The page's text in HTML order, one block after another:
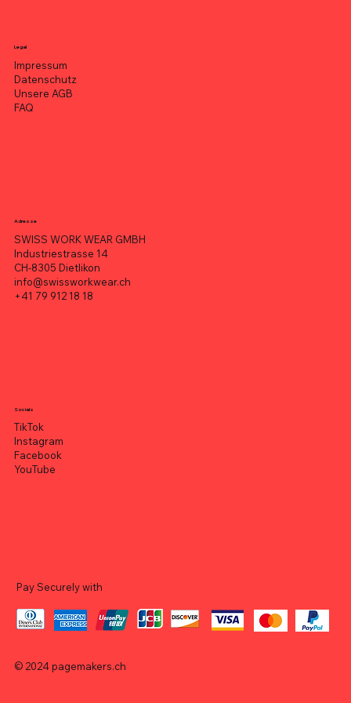
Legal
Impressum
Datenschutz
Unsere AGB
FAQ
Adresse
SWISS WORK WEAR GMBH
Industriestrasse 14
CH-8305 Dietlikon
info@swissworkwear.ch
+41 79 912 18 18
Socials
TikTok
Instagram
Facebook
YouTube
Pay Securely with
© 2024pagemakers.ch